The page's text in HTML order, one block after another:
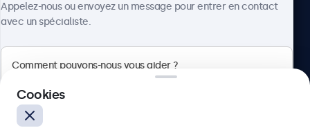
Appelez-nous ou envoyez un message pour entrer en contact
avec un spécialiste.
Cookies